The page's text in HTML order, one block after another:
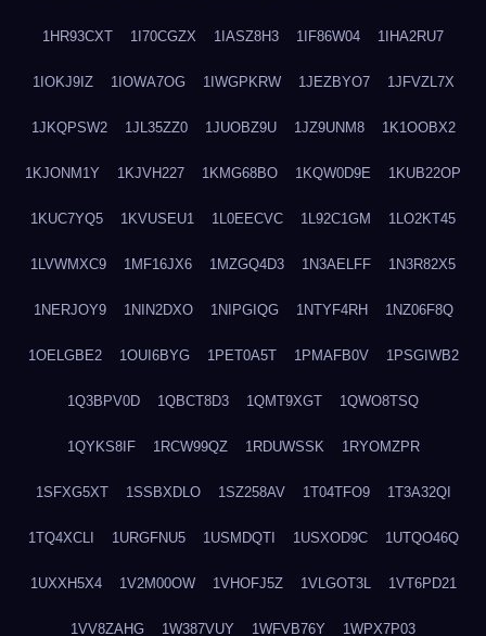
1HR93CXT 1I70CGZX 1IASZ8H3 1IF86W04 1IHA2RU7
1IOKJ9IZ 1IOWA7OG 1IWGPKRW 1JEZBYO7 1JFVZL7X
1JKQPSW2 1JL35ZZ0 1JUOBZ9U 1JZ9UNM8 1K1OOBX2
1KJONM1Y 1KJVH227 1KMG68BO 1KQW0D9E 1KUB22OP
1KUC7YQ5 1KVUSEU1 1L0EECVC 1L92C1GM 1LO2KT45
1LVWMXC9 1MF16JX6 1MZGQ4D3 1N3AELFF 1N3R82X5
1NERJOY9 1NIN2DXO 1NIPGIQG 1NTYF4RH 1NZ06F8Q
1OELGBE2 1OUI6BYG 1PET0A5T 1PMAFB0V 1PSGIWB2
1Q3BPV0D 1QBCT8D3 1QMT9XGT 1QWO8TSQ
1QYKS8IF 1RCW99QZ 1RDUWSSK 1RYOMZPR
1SFXG5XT 1SSBXDLO 1SZ258AV 1T04TFO9 1T3A32QI
1TQ4XCLI 1URGFNU5 1USMDQTI 1USXOD9C 1UTQO46Q
1UXXH5X4 1V2M00OW 1VHOFJ5Z 1VLGOT3L 1VT6PD21
1VV8ZAHG 1W387VUY 1WFVB76Y 1WPX7P03